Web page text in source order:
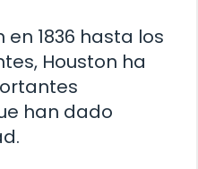
1836 hasta los
Houston ha
han dado